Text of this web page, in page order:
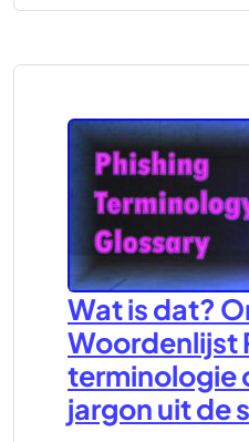
Wat is dat?
Woordenlijst
terminologie
jargon uit de